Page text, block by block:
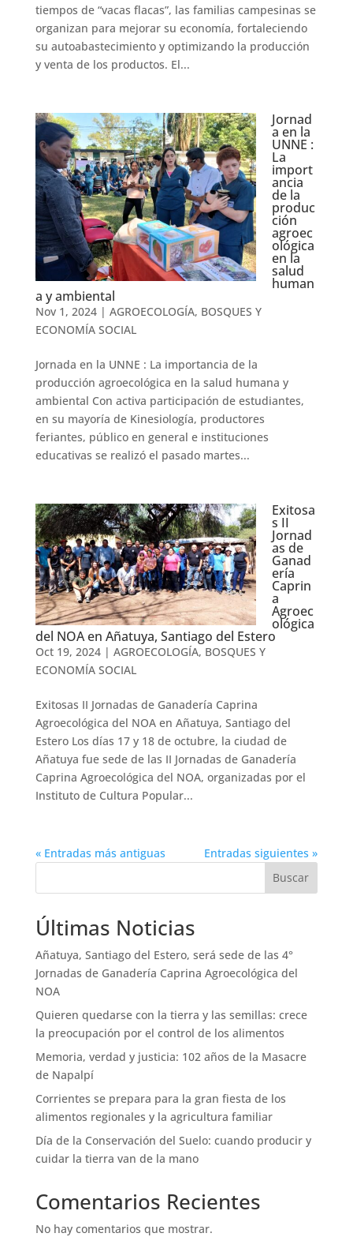
tiempos de “vacas flacas”, las familias campesinas se
organizan para mejorar su economía, fortaleciendo
su autoabastecimiento y optimizando la producción
y venta de los productos. El...
Jornad
a en la
UNNE :
La
import
ancia
de la
produc
ción
agroec
ológica
en la
salud
human
a y ambiental
Nov 1, 2024| AGROECOLOGÍA, BOSQUES Y
ECONOMÍA SOCIAL
Jornada en la UNNE : La importancia de la
producción agroecológica en la salud humana y
ambiental Con activa participación de estudiantes,
en su mayoría de Kinesiología, productores
feriantes, público en general e instituciones
educativas se realizó el pasado martes...
Exitosa
s II
Jornad
as de
Ganad
ería
Caprin
a
Agroec
ológica
del NOA en Añatuya, Santiago del Estero
Oct 19, 2024| AGROECOLOGÍA, BOSQUES Y
ECONOMÍA SOCIAL
Exitosas II Jornadas de Ganadería Caprina
Agroecológica del NOA en Añatuya, Santiago del
Estero Los días 17 y 18 de octubre, la ciudad de
Añatuya fue sede de las II Jornadas de Ganadería
Caprina Agroecológica del NOA, organizadas por el
Instituto de Cultura Popular...
« Entradas más antiguas
Entradas siguientes »
Buscar
Últimas Noticias
Añatuya, Santiago del Estero, será sede de las 4°
Jornadas de Ganadería Caprina Agroecológica del
NOA
Quieren quedarse con la tierra y las semillas: crece
la preocupación por el control de los alimentos
Memoria, verdad y justicia: 102 años de la Masacre
de Napalpí
Corrientes se prepara para la gran fiesta de los
alimentos regionales y la agricultura familiar
Día de la Conservación del Suelo: cuando producir y
cuidar la tierra van de la mano
Comentarios Recientes
No hay comentarios que mostrar.